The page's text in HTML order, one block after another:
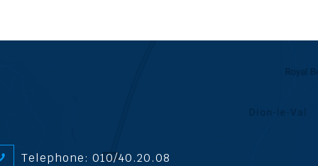
Telephone: 010/40.20.08